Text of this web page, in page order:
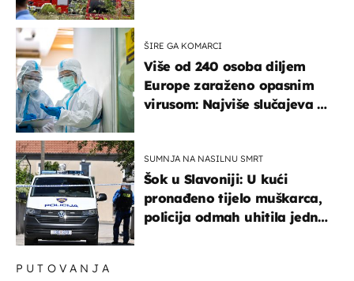
ŠIRE GA KOMARCI
Više od 240 osoba diljem
Europe zaraženo opasnim
virusom: Najviše slučajeva u
SUMNJA NA NASILNU SMRT
Šok u Slavoniji: U kući
pronađeno tijelo muškarca,
policija odmah uhitila jednu
PUTOVANJA